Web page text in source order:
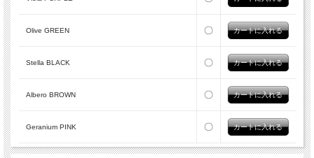
Olive GREEN 〇
Stella BLACK 〇
Albero BROWN 〇
Geranium PINK 〇